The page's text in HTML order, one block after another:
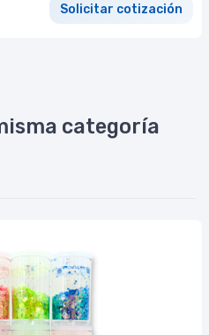
Solicitar cotización
categoría